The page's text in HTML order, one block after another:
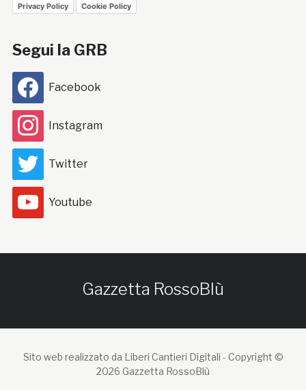
Privacy Policy Cookie Policy
Segui la GRB
Facebook
Instagram
Twitter
Youtube
Gazzetta RossoBlù
Sito web realizzato da Liberi Cantieri Digitali - Copyright ©
2026 Gazzetta RossoBlù